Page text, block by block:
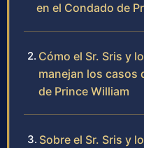
en el Condado de
Cómo el Sr. Sris y
manejan los casos
de Prince William
Sobre el Sr. Sris y